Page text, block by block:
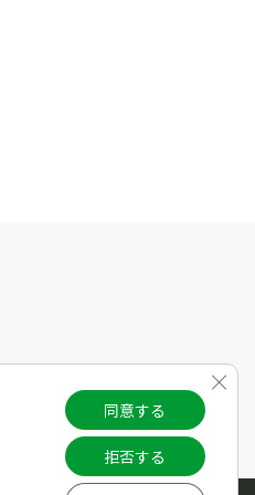
同意する
拒否する